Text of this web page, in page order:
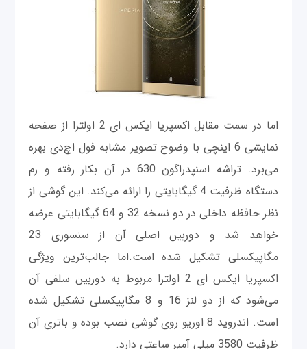
اما در سمت مقابل اکسپریا ایکس ای 2 اولترا از صفحه
نمایشی 6 اینچی با وضوح تصویر مشابه فول اچ‌دی بهره
می‌برد. تراشه اسنپدراگون 630 در آن بکار رفته و رم
دستگاه ظرفیت 4 گیگابایتی را ارائه می‌کند. این گوشی از
نظر حافظه داخلی در دو نسخه 32 و 64 گیگابایتی عرضه
خواهد شد و دوربین اصلی آن از سنسوری 23
مگاپیکسلی تشکیل شده است.اما جالب‌ترین ویژگی
اکسپریا ایکس ای 2 اولترا مربوط به دوربین سلفی آن
می‌شود که از دو لنز 16 و 8 مگاپیکسلی تشکیل شده
است. اندروید 8 اوریو روی گوشی نصب بوده و باتری آن
ظرفیت 3580 میلی آمپر ساعتی دارد.